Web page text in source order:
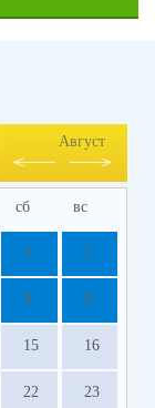
Август
сб вс
1 2
8 9
15 16
22 23